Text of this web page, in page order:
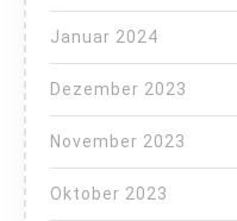
Januar 2024
Dezember 2023
November 2023
Oktober 2023